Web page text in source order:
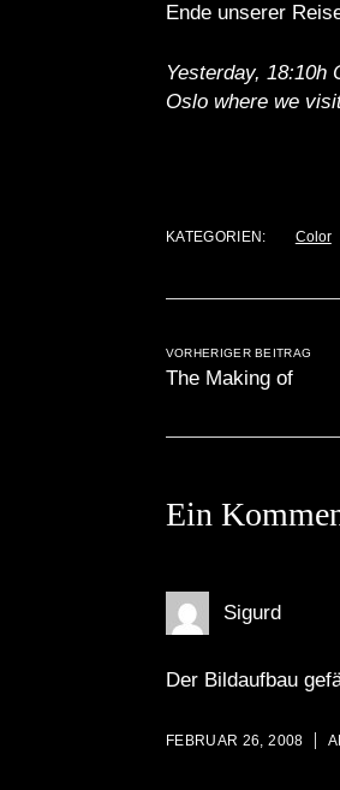
Ende unserer
Yesterday,
Oslo where we
KATEGORIEN: Color
VORHERIGER BEITRAG
The Making of
Ein
Sigurd
Der Bildaufbau
FEBRUAR 26, 2008